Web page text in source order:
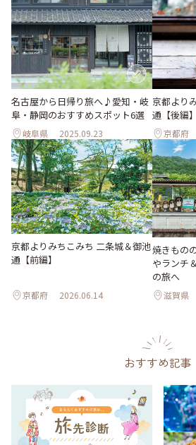
名古屋から日帰り旅へ♪愛知・岐
阜・静岡のおすすめスポット6選
岐阜県 2025.09.23
京都より
通【後編】
京都府
京都よりみちこみち 二条城＆御池
通【前編】
京都府 2026.06.14
焼きもの
やランチ
の旅へ
滋賀県
おすすめ記事